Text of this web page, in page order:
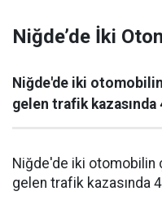
Niğde’de İki
Niğde'de iki
gelen trafik kazasında
Niğde'de iki otomobilin
gelen trafik kazasında